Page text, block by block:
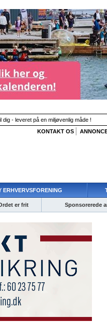
dig - leveret på en miljøvenlig måde !
KONTAKT OS
er frit Sponsorerede